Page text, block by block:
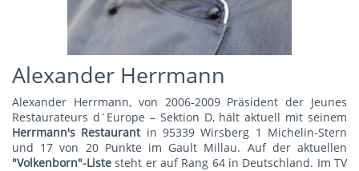
Alexander Herrmann
Alexander Herrmann, von 2006-2009 Präsident der Jeunes
Restaurateurs d´Europe – Sektion D, hält aktuell mit seinem
Herrmann's Restaurant in 95339 Wirsberg 1 Michelin-Stern
und 17 von 20 Punkte im Gault Millau. Auf der aktuellen
"Volkenborn"-Liste steht er auf Rang 64 in Deutschland. Im TV